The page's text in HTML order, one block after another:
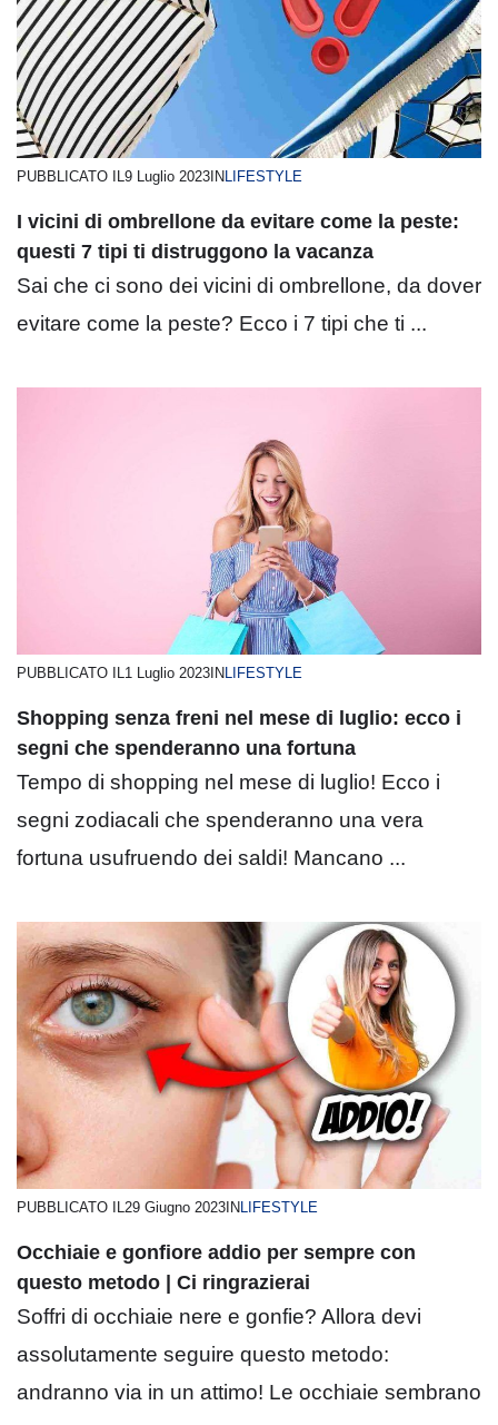
PUBBLICATO IL 9 Luglio 2023 IN LIFESTYLE
I vicini di ombrellone da evitare come la peste:
questi 7 tipi ti distruggono la vacanza
Sai che ci sono dei vicini di ombrellone, da dover
evitare come la peste? Ecco i 7 tipi che ti ...
PUBBLICATO IL 1 Luglio 2023 IN LIFESTYLE
Shopping senza freni nel mese di luglio: ecco i
segni che spenderanno una fortuna
Tempo di shopping nel mese di luglio! Ecco i
segni zodiacali che spenderanno una vera
fortuna usufruendo dei saldi! Mancano ...
PUBBLICATO IL 29 Giugno 2023 IN LIFESTYLE
Occhiaie e gonfiore addio per sempre con
questo metodo | Ci ringrazierai
Soffri di occhiaie nere e gonfie? Allora devi
assolutamente seguire questo metodo:
andranno via in un attimo! Le occhiaie sembrano